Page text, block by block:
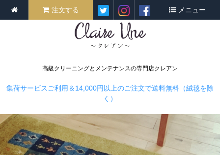
高級クリーニングとメンテナンスの専門店クレアン
注文する メニュー
集荷サービスご利用＆14,000円以上のご注文で送料無料（絨毯を除
く）